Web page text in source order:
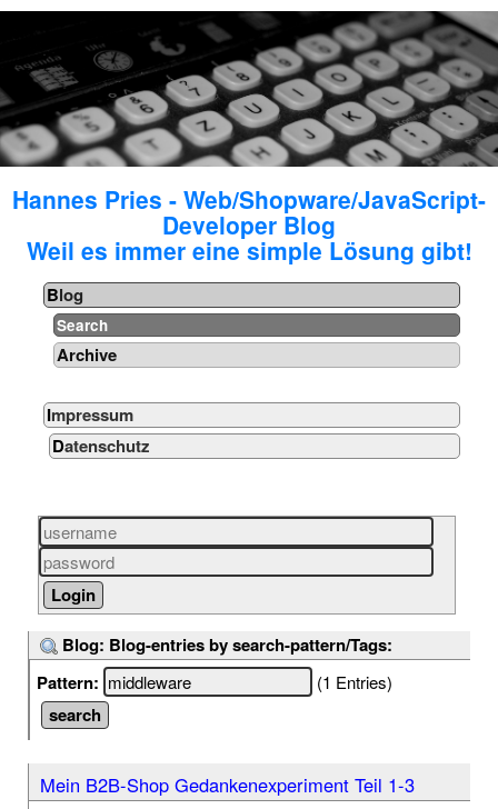
Hannes Pries - Web/Shopware/JavaScript-
Developer Blog
Weil es immer eine simple Lösung gibt!
Blog
Search
Archive
Impressum
Datenschutz
Blog: Blog-entries by search-pattern/Tags:
Pattern:
(1 Entries)
Mein B2B-Shop Gedankenexperiment Teil 1-3